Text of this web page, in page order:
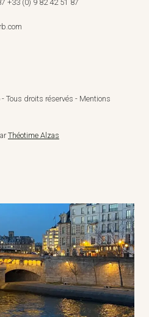
+33 (0) 9 82 42 51 87
Tous droits réservés - Mentions
Théotime Alzas